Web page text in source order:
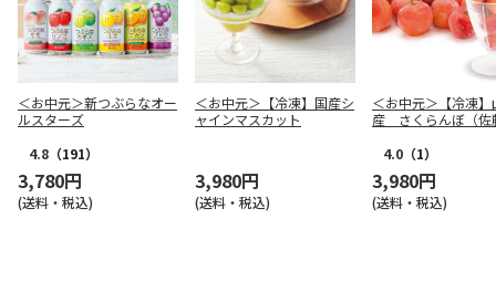
＜お中元＞新つぶらなオー
ルスターズ
4.8 （191）
3,780円
(送料・税込)
＜お中元＞【冷凍】国産シ
ャインマスカット
3,980円
(送料・税込)
＜お中元＞【冷凍】
産 さくらんぼ（佐
4.0 （1）
3,980円
(送料・税込)